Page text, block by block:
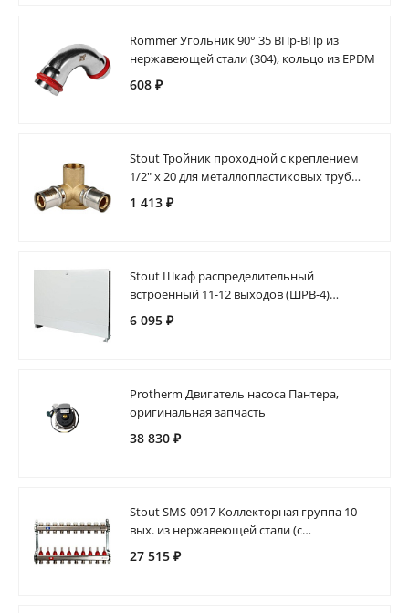
Rommer Угольник 90° 35 ВПр-ВПр из
нержавеющей стали (304), кольцо из EPDM
608 ₽
Stout Тройник проходной с креплением
1/2" х 20 для металлопластиковых труб
прессовой
1 413 ₽
Stout Шкаф распределительный
встроенный 11-12 выходов (ШРВ-4)
670х125х896
6 095 ₽
Protherm Двигатель насоса Пантера,
оригинальная запчасть
38 830 ₽
Stout SMS-0917 Коллекторная группа 10
вых. из нержавеющей стали (с
расходомерами)
27 515 ₽